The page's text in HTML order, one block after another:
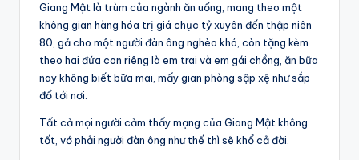
Giang Mật là trùm của ngành ăn uống, mang theo một
không gian hàng hóa trị giá chục tỷ xuyên đến thập niên
80, gả cho một người đàn ông nghèo khó, còn tặng kèm
theo hai đứa con riêng là em trai và em gái chồng, ăn bữa
nay không biết bữa mai, mấy gian phòng sập xệ như sắp
đổ tới nơi.
Tất cả mọi người cảm thấy mạng của Giang Mật không
tốt, vớ phải người đàn ông như thế thì sẽ khổ cả đời.